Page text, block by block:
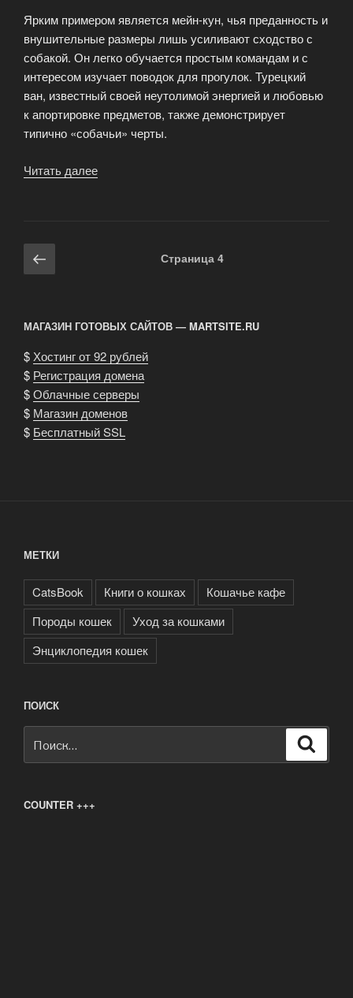
Ярким примером является мейн-кун, чья преданность и
внушительные размеры лишь усиливают сходство с
собакой. Он легко обучается простым командам и с
интересом изучает поводок для прогулок. Турецкий
ван, известный своей неутолимой энергией и любовью
к апортировке предметов, также демонстрирует
типично «собачьи» черты.
Читать далее
Навигация
по
Предыдущая
страница
Страница 4
МАГАЗИН ГОТОВЫХ САЙТОВ — MARTSITE.RU
$Хостинг от 92 рублей
$ Регистрация домена
$Облачные серверы
$ Магазин доменов
$ Бесплатный SSL
МЕТКИ
CatsBook Книги о кошках
Кошачье кафе
Породы кошек
Уход за кошками
Энциклопедия кошек
ПОИСК
COUNTER +++